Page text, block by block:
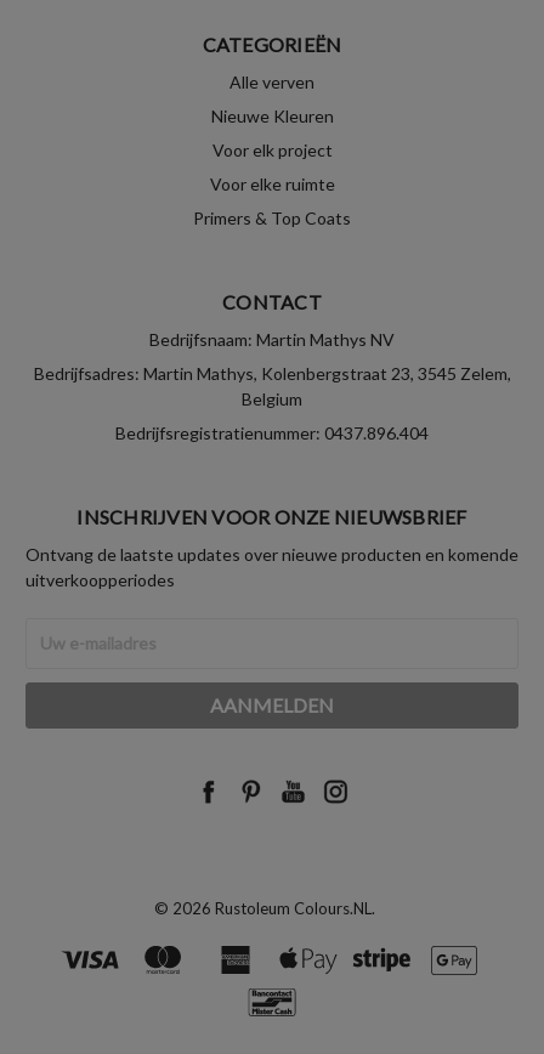
CATEGORIEËN
Alle verven
Nieuwe Kleuren
Voor elk project
Voor elke ruimte
Primers & Top Coats
CONTACT
Bedrijfsnaam: Martin Mathys NV
Bedrijfsadres: Martin Mathys, Kolenbergstraat 23, 3545 Zelem,
Belgium
Bedrijfsregistratienummer: 0437.896.404
INSCHRIJVEN VOOR ONZE NIEUWSBRIEF
Ontvang de laatste updates over nieuwe producten en komende
uitverkoopperiodes
mailadres
© 2026 Rustoleum Colours.NL.